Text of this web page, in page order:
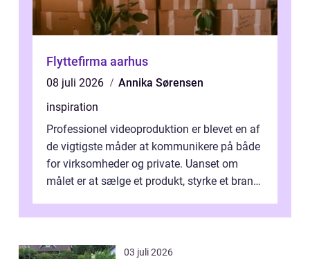
Flyttefirma aarhus
08 juli 2026
Annika Sørensen
inspiration
Professionel videoproduktion er blevet en af
de vigtigste måder at kommunikere på både
for virksomheder og private. Uanset om
målet er at sælge et produkt, styrke et brand,
03 juli 2026